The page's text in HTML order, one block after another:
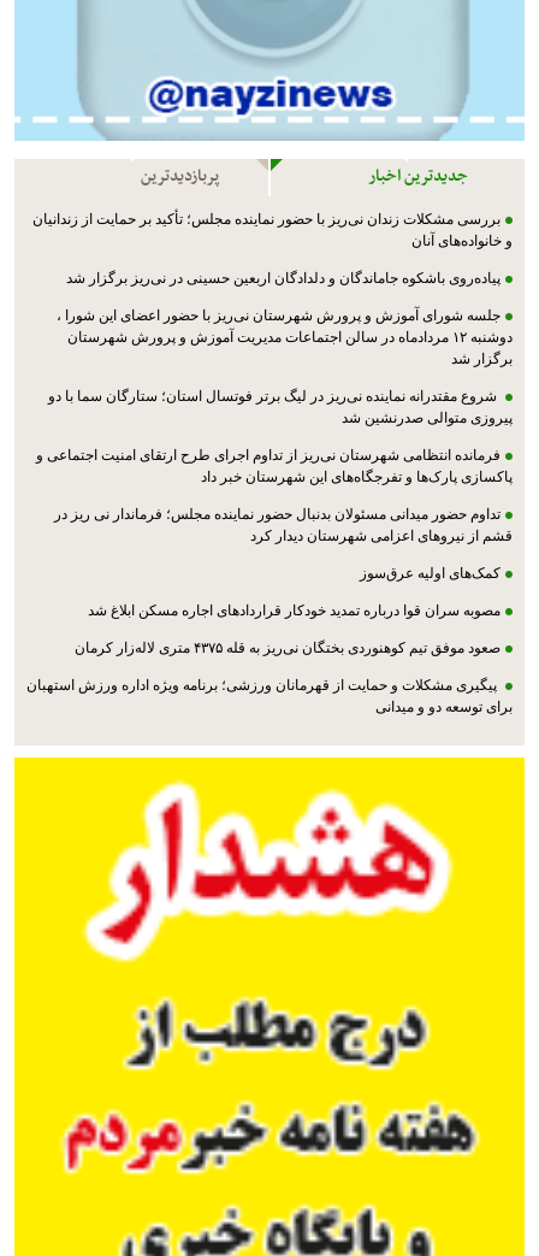
جدیدترین اخبار پربازدیدترین
بررسی مشکلات زندان نی‌ریز با حضور نماینده مجلس؛ تأکید بر حمایت از زندانیان
و خانواده‌های آنان
پیاده‌روی باشکوه جاماندگان و دلدادگان اربعین حسینی در نی‌ریز برگزار شد
جلسه شورای آموزش و پرورش شهرستان نی‌ریز با حضور اعضای این شورا ،
دوشنبه ۱۲ مردادماه در سالن اجتماعات مدیریت آموزش و پرورش شهرستان
برگزار شد
شروع مقتدرانه نماینده نی‌ریز در لیگ برتر فوتسال استان؛ ستارگان سما با دو
پیروزی متوالی صدرنشین شد
فرمانده انتظامی شهرستان نی‌ریز از تداوم اجرای طرح ارتقای امنیت اجتماعی و
پاکسازی پارک‌ها و تفرجگاه‌های این شهرستان خبر داد
تداوم حضور میدانی مسئولان بدنبال حضور نماینده مجلس؛ فرماندار نی ریز در
قشم از نیروهای اعزامی شهرستان دیدار کرد
کمک‌های اولیه عرق‌سوز
مصوبه سران قوا درباره تمدید خودکار قراردادهای اجاره مسکن ابلاغ شد
صعود موفق تیم کوهنوردی بختگان نی‌ریز به قله ۴۳۷۵ متری لاله‌زار کرمان
پیگیری مشکلات و حمایت از قهرمانان ورزشی؛ برنامه ویژه اداره ورزش استهبان
برای توسعه دو و میدانی